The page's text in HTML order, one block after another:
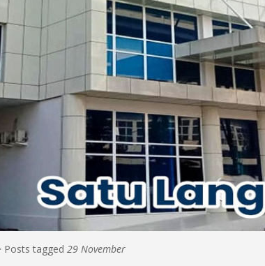
Posts tagged 29 November